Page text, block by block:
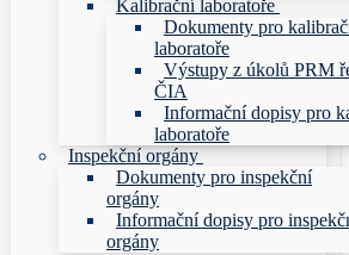
Kalibrační laboratoře
Dokumenty pro
laboratoře
Výstupy z úkolů PRM
ČIA
Informační dopisy pro
laboratoře
Inspekční orgány
Dokumenty pro inspekční
orgány
Informační dopisy pro
orgány